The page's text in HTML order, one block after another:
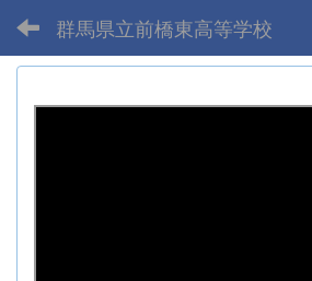
群馬県立前橋東高等学校